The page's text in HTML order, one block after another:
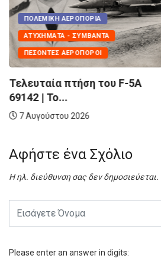
ΙΣΤΟΡΊΑ ΠΟΛΕΜΙΚΉ ΑΕΡΟΠΟΡΊΑ
ΣΤΡΑΤΙΩΤΙΚΉ ΙΣΤΟΡΊΑ
ΑΤΥΧΉΜΑΤΑ - ΣΥΜΒΆΝΤΑ
ΠΕΣΌΝΤΕΣ ΑΕΡΟΠΌΡΟΙ
Η τραγωδία του Spitfire στο
Ηράκλειο που...
4 Αυγούστου 2026
Αφήστε ένα Σχόλιο
Η ηλ. διεύθυνση σας δεν δημοσιεύεται.
Please enter an answer in digits: